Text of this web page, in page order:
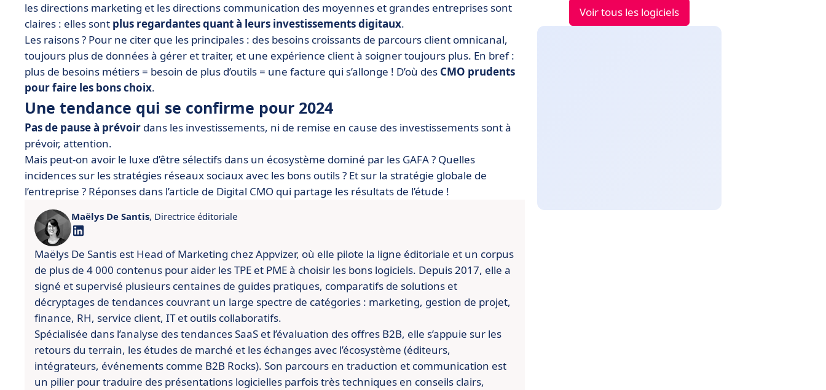
les directions marketing et les directions communication des moyennes et grandes entreprises sont
claires : elles sont plus regardantes quant à leurs investissements digitaux.
Les raisons ? Pour ne citer que les principales : des besoins croissants de parcours client omnicanal,
toujours plus de données à gérer et traiter, et une expérience client à soigner toujours plus. En bref :
plus de besoins métiers = besoin de plus d’outils = une facture qui s’allonge ! D’où des CMO prudents
pour faire les bons choix.
Une tendance qui se confirme pour 2024
Pas de pause à prévoir dans les investissements, ni de remise en cause des investissements sont à
prévoir, attention.
Mais peut-on avoir le luxe d’être sélectifs dans un écosystème dominé par les GAFA ? Quelles
incidences sur les stratégies réseaux sociaux avec les bons outils ? Et sur la stratégie globale de
l’entreprise ? Réponses dans l’article de Digital CMO qui partage les résultats de l’étude !
Maëlys De Santis, Directrice éditoriale
Maëlys De Santis est Head of Marketing chez Appvizer, où elle pilote la ligne éditoriale et un corpus
de plus de 4 000 contenus pour aider les TPE et PME à choisir les bons logiciels. Depuis 2017, elle a
signé et supervisé plusieurs centaines de guides pratiques, comparatifs de solutions et
décryptages de tendances couvrant un large spectre de catégories : marketing, gestion de projet,
finance, RH, service client, IT et outils collaboratifs.
Spécialisée dans l’analyse des tendances SaaS et l’évaluation des offres B2B, elle s’appuie sur les
retours du terrain, les études de marché et les échanges avec l’écosystème (éditeurs,
intégrateurs, événements comme B2B Rocks). Son parcours en traduction et communication est
un pilier pour traduire des présentations logicielles parfois très techniques en conseils clairs,
Voir tous les logiciels